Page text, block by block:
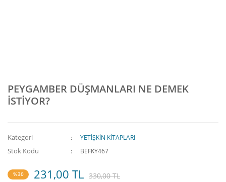
PEYGAMBER DÜŞMANLARI NE DEMEK
İSTİYOR?
Kategori YETİŞKİN KİTAPLARI
Stok Kodu BEFKY467
%30 231,00 TL 330,00 TL